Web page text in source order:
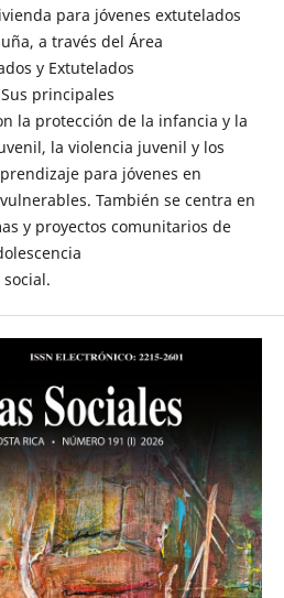
para jóvenes extutelados
a través del Área
y Extutelados
principales
la protección de la infancia y la
la violencia juvenil y los
para jóvenes en
También se centra en
y proyectos comunitarios de